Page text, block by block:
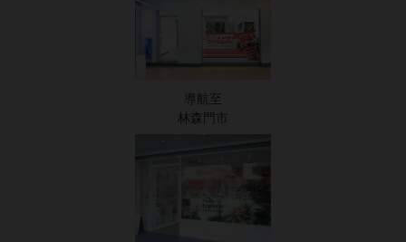
導航至
林森門市